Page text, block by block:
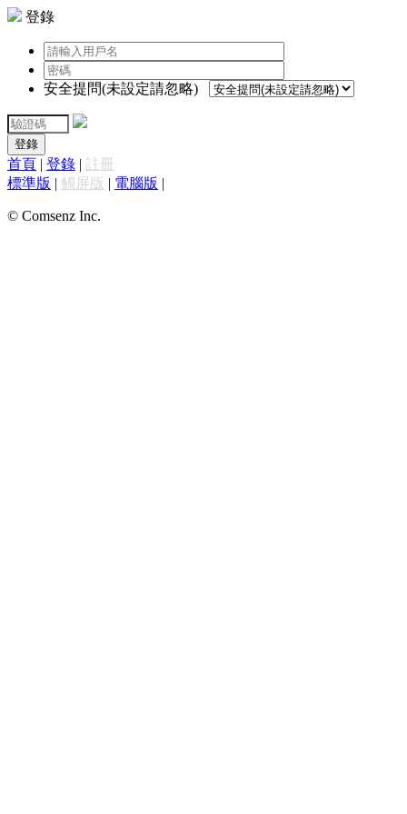
登錄
安全提問(未設定請忽略)
登錄
首頁 | 登錄 | 註冊
標準版 | 觸屏版 | 電腦版 |
© Comsenz Inc.